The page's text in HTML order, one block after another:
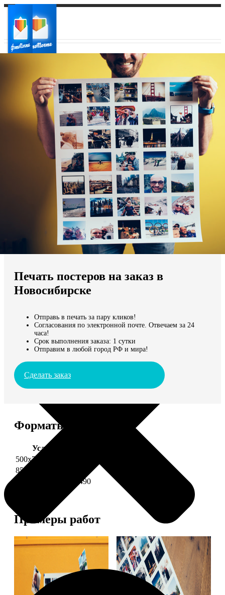
Ваш город:
Ваш регион доставки
Выберите из списка:
Мы доставляем по всему миру
Продолжить без города
Печать постеров на заказ в
Новосибирске
Отправь в печать за пару кликов!
Согласования по электронной почте. Отвечаем за 24
часа!
Срок выполнения заказа: 1 сутки
Отправим в любой город РФ и мира!
Сделать заказ
Форматы и цены
Услуга
500х700 глянец
850х600 глянец
5490
Примеры работ